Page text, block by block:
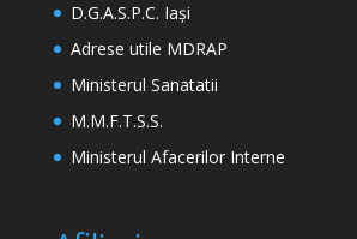
D.G.A.S.P.C. Iași
Adrese utile MDRAP
Ministerul Sanatatii
M.M.F.T.S.S.
Ministerul Afacerilor Interne